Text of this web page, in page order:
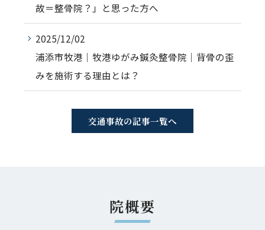
故＝整骨院？」と思った方へ
2025/12/02
浦添市牧港｜牧港ゆがみ鍼灸整骨院｜背骨の歪
みを施術する理由とは？
交通事故の記事一覧へ
院概要